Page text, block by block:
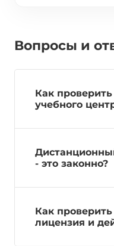
Вопросы и
Как
учебного
- это законно?
Как
лицензия и